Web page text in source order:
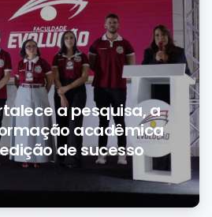
a pesquisa, a
acadêmica
de sucesso